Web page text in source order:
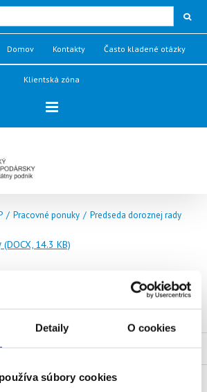
Detaily O cookies
súbory cookies
Domov Kontakty Často kladené otázky
Klientská zóna
/ Pracovné ponuky / Predseda doroznej rady
(DOCX, 14.3 KB)
p.